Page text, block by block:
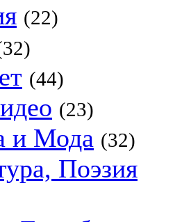
(22)
(44)
(23)
и Мода (32)
Поэзия